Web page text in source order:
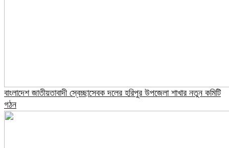
বাংলাদেশ জাতীয়তাবাদী স্বেচ্ছাসেবক দলের হরিপুর উপজেলা শাখার নতুন কমিটি
গঠন